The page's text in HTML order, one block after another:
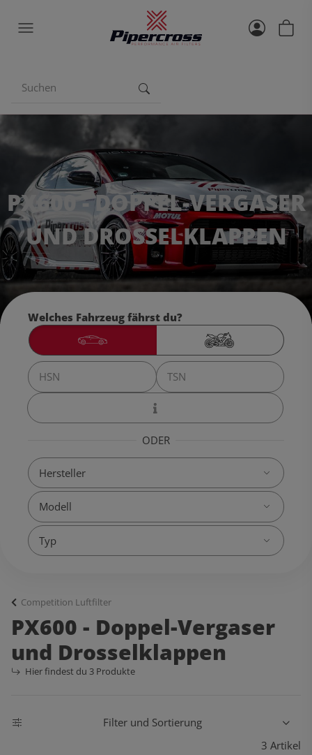
PX600 - DOPPEL-VERGASER
UND DROSSELKLAPPEN
Welches Fahrzeug fährst du?
ODER
Competition Luftfilter
PX600 - Doppel-Vergaser
und Drosselklappen
Hier findest du 3 Produkte
Filter und Sortierung
3 Artikel